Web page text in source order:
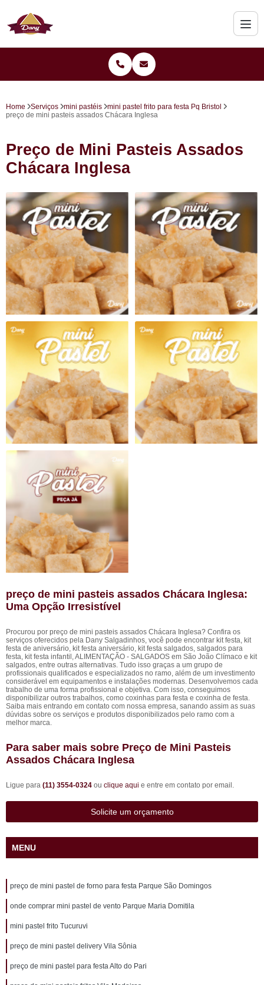
Home Serviços mini pastéis
mini pastel frito para festa Pq Bristol
preço de mini pasteis assados Chácara Inglesa
Preço de Mini Pasteis Assados
Chácara Inglesa
preço de mini pasteis assados Chácara Inglesa:
Uma Opção Irresistível
Procurou por preço de mini pasteis assados Chácara Inglesa? Confira os
serviços oferecidos pela Dany Salgadinhos, você pode encontrar kit festa, kit
festa de aniversário, kit festa aniversário, kit festa salgados, salgados para
festa, kit festa infantil, ALIMENTAÇÃO - SALGADOS em São João Clímaco e kit
salgados, entre outras alternativas. Tudo isso graças a um grupo de
profissionais qualificados e especializados no ramo, além de um investimento
considerável em equipamentos e instalações modernas. Desenvolvemos cada
trabalho de uma forma profissional e objetiva. Com isso, conseguimos
disponibilizar outros trabalhos, como coxinhas para festa e coxinha de festa.
Saiba mais entrando em contato com nossa empresa, sanando assim as suas
dúvidas sobre os serviços e produtos disponibilizados pelo ramo com a
melhor marca.
Para saber mais sobre Preço de Mini Pasteis
Assados Chácara Inglesa
Ligue para (11) 3554-0324 ou clique aqui e entre em contato por email.
Solicite um orçamento
MENU
preço de mini pastel de forno para festa Parque São Domingos
onde comprar mini pastel de vento Parque Maria Domitila
mini pastel frito Tucuruvi
preço de mini pastel delivery Vila Sônia
preço de mini pastel para festa Alto do Pari